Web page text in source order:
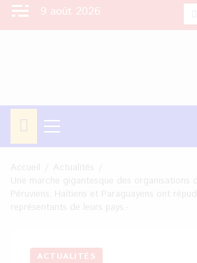
Aller
9 août 2026
Menu
principal
ACTUALITÉS